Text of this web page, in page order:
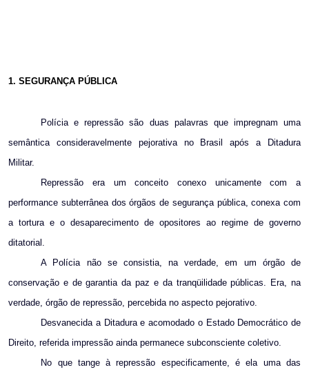
1. SEGURANÇA PÚBLICA
Polícia e repressão são duas palavras que impregnam uma
semântica consideravelmente pejorativa no Brasil após a Ditadura
Militar.
Repressão era um conceito conexo unicamente com a
performance subterrânea dos órgãos de segurança pública, conexa com
a tortura e o desaparecimento de opositores ao regime de governo
ditatorial.
A Polícia não se consistia, na verdade, em um órgão de
conservação e de garantia da paz e da tranqüilidade públicas. Era, na
verdade, órgão de repressão, percebida no aspecto pejorativo.
Desvanecida a Ditadura e acomodado o Estado Democrático de
Direito, referida impressão ainda permanece subconsciente coletivo.
No que tange à repressão especificamente, é ela uma das